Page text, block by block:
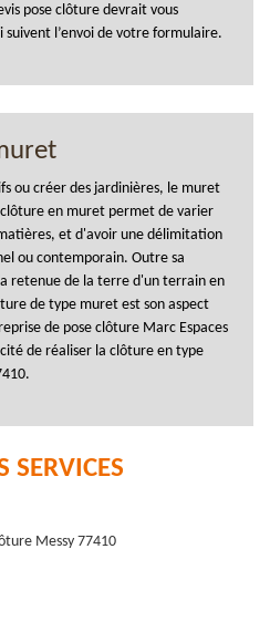
pose clôture devrait vous
suivent l’envoi de votre formulaire.
ou créer des jardinières, le muret
en muret permet de varier
et d'avoir une délimitation
ou contemporain. Outre sa
retenue de la terre d'un terrain en
de type muret est son aspect
de pose clôture Marc Espaces
de réaliser la clôture en type
SERVICES
Messy 77410